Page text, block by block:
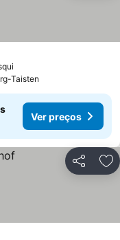
Taisten
Ver preços
Partilhar